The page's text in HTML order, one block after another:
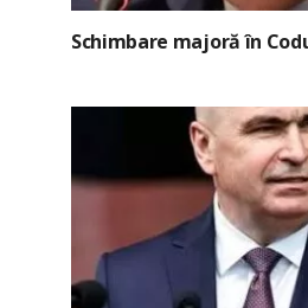
Schimbare majoră în